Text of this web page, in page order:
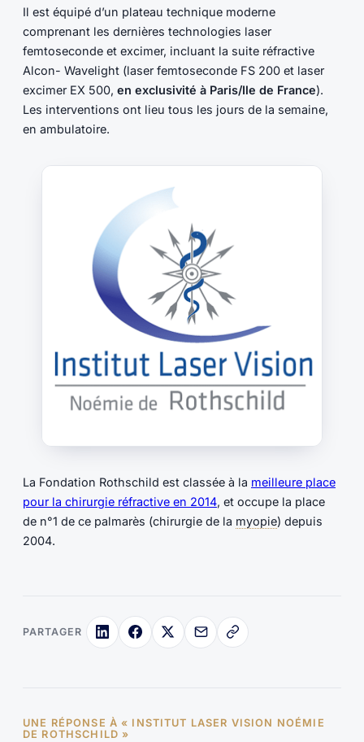
Il est équipé d’un plateau technique moderne
comprenant les dernières technologies laser
femtoseconde et excimer, incluant la suite réfractive
Alcon- Wavelight (laser femtoseconde FS 200 et laser
excimer EX 500, en exclusivité à Paris/Ile de France).
Les interventions ont lieu tous les jours de la semaine,
en ambulatoire.
La Fondation Rothschild est classée à la meilleure place
pour la chirurgie réfractive en 2014, et occupe la place
de n°1 de ce palmarès (chirurgie de la myopie) depuis
2004.
PARTAGER
UNE RÉPONSE À « INSTITUT LASER VISION NOÉMIE
DE ROTHSCHILD »